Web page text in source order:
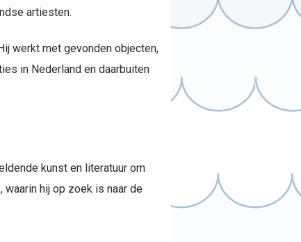
artiesten.
werkt met gevonden objecten,
in Nederland en daarbuiten
kunst en literatuur om
hij op zoek is naar de